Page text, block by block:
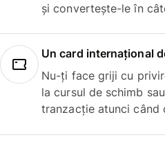
și convertește-le în
Un card internațional
Nu-ți face griji cu
la cursul de schimb
tranzacție atunci când